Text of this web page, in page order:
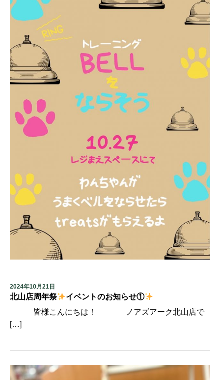
2024年10月21日
北山店周年祭
イベントのお知らせ①
皆様こんにちは！ ノアズアーク北山店で
[…]